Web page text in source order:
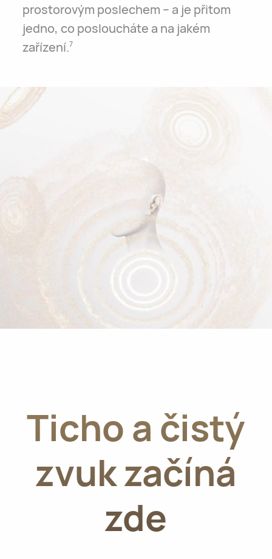
prostorovým poslechem – a je přitom
jedno, co posloucháte a na jakém
zařízení.7
Ticho a čistý
zvuk začíná
zde